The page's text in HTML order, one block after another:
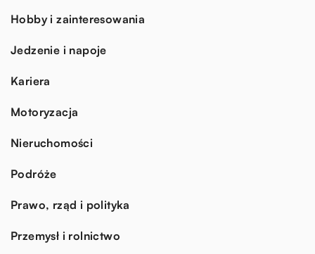
Hobby i zainteresowania
Jedzenie i napoje
Kariera
Motoryzacja
Nieruchomości
Podróże
Prawo, rząd i polityka
Przemysł i rolnictwo